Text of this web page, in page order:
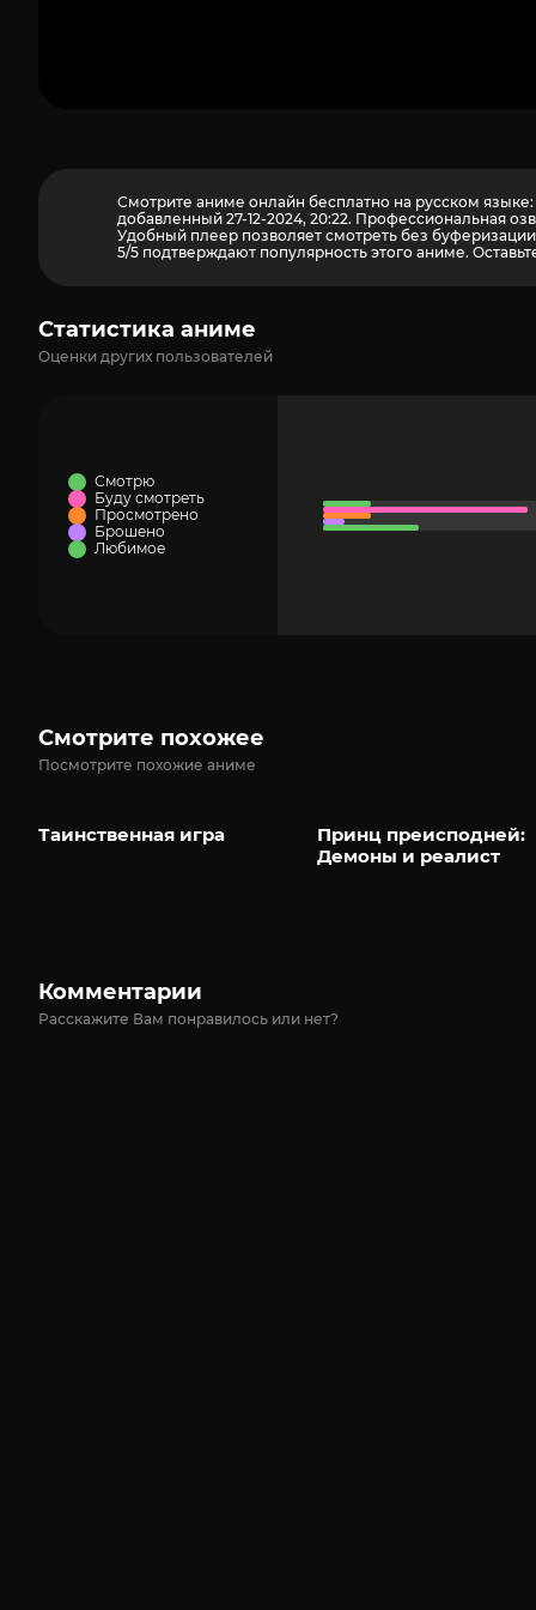
Смотрите аниме онлайн бесплатно на русском
добавленный 27-12-2024, 20:22. Профессиональная
Удобный плеер позволяет смотреть без
5/5 подтверждают популярность этого аниме.
Статистика аниме
Оценки других пользователей
Смотрю
Буду смотреть
Просмотрено
Брошено
Любимое
Смотрите похожее
Посмотрите похожие аниме
Таинственная игра
Принц преисподней:
Демоны и реалист
Комментарии
Расскажите Вам понравилось или нет?